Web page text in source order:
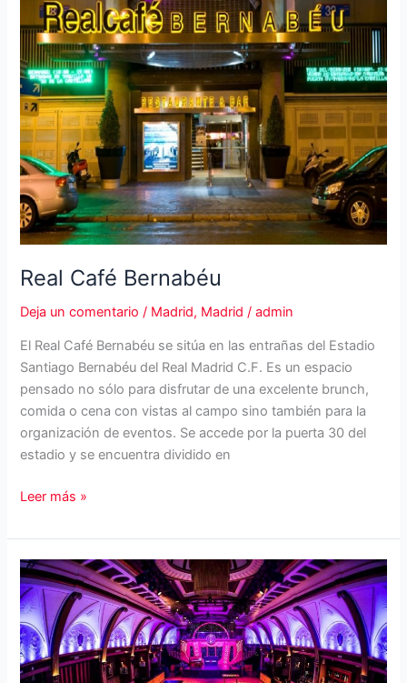
Real Café Bernabéu
Deja un comentario / Madrid, Madrid /admin
El Real Café Bernabéu se sitúa en las entrañas del Estadio
Santiago Bernabéu del Real Madrid C.F. Es un espacio
pensado no sólo para disfrutar de una excelente brunch,
comida o cena con vistas al campo sino también para la
organización de eventos. Se accede por la puerta 30 del
estadio y se encuentra dividido en
Real
Bernabéu
Leer más »